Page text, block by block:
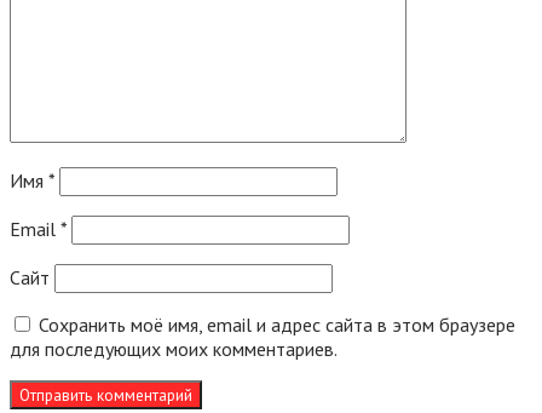
Имя *
Email *
Сайт
Сохранить моё имя, email и адрес сайта в этом браузере
для последующих моих комментариев.